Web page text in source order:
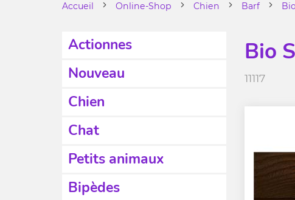
Accueil Online-Shop Chien Barf
Actionnes
Nouveau
Chien
Chat
Petits animaux
Bipèdes
Bio
11117